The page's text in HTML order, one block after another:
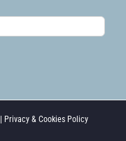
Privacy & Cookies Policy